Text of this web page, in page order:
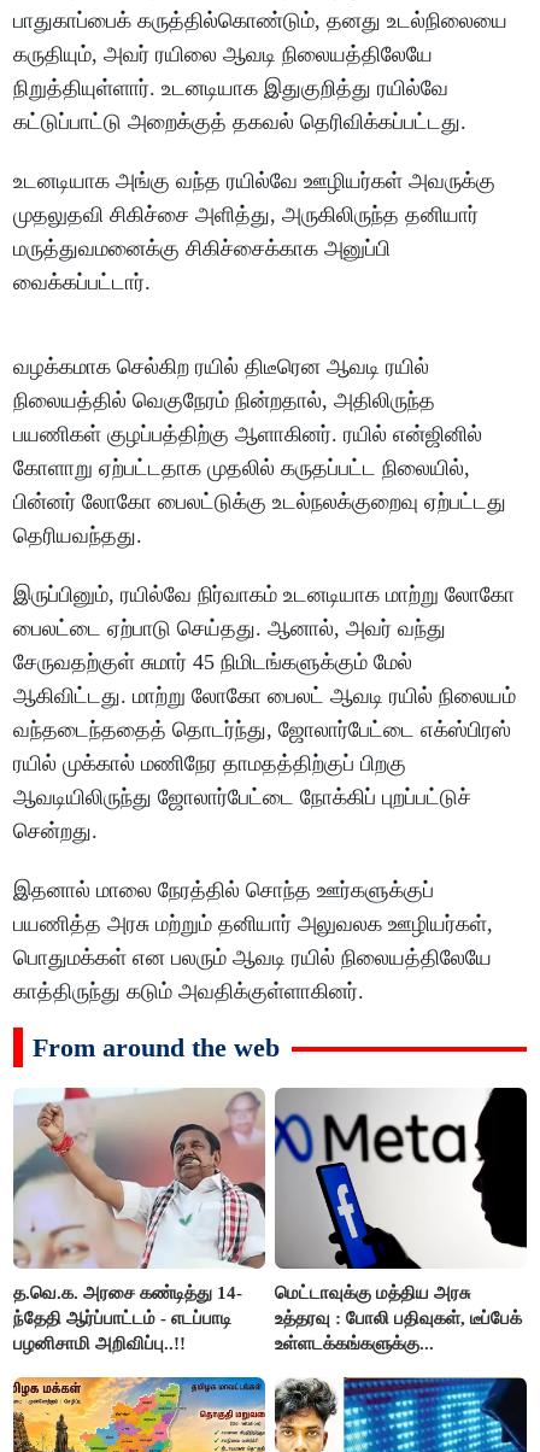
பாதுகாப்பைக் கருத்தில்கொண்டும், தனது உடல்நிலையை
கருதியும், அவர் ரயிலை ஆவடி நிலையத்திலேயே
நிறுத்தியுள்ளார். உடனடியாக இதுகுறித்து ரயில்வே
கட்டுப்பாட்டு அறைக்குத் தகவல் தெரிவிக்கப்பட்டது.
உடனடியாக அங்கு வந்த ரயில்வே ஊழியர்கள் அவருக்கு
முதலுதவி சிகிச்சை அளித்து, அருகிலிருந்த தனியார்
மருத்துவமனைக்கு சிகிச்சைக்காக அனுப்பி
வைக்கப்பட்டார்.
வழக்கமாக செல்கிற ரயில் திடீரென ஆவடி ரயில்
நிலையத்தில் வெகுநேரம் நின்றதால், அதிலிருந்த
பயணிகள் குழப்பத்திற்கு ஆளாகினர். ரயில் என்ஜினில்
கோளாறு ஏற்பட்டதாக முதலில் கருதப்பட்ட நிலையில்,
பின்னர் லோகோ பைலட்டுக்கு உடல்நலக்குறைவு ஏற்பட்டது
தெரியவந்தது.
இருப்பினும், ரயில்வே நிர்வாகம் உடனடியாக மாற்று லோகோ
பைலட்டை ஏற்பாடு செய்தது. ஆனால், அவர் வந்து
சேருவதற்குள் சுமார் 45 நிமிடங்களுக்கும் மேல்
ஆகிவிட்டது. மாற்று லோகோ பைலட் ஆவடி ரயில் நிலையம்
வந்தடைந்ததைத் தொடர்ந்து, ஜோலார்பேட்டை எக்ஸ்பிரஸ்
ரயில் முக்கால் மணிநேர தாமதத்திற்குப் பிறகு
ஆவடியிலிருந்து ஜோலார்பேட்டை நோக்கிப் புறப்பட்டுச்
சென்றது.
இதனால் மாலை நேரத்தில் சொந்த ஊர்களுக்குப்
பயணித்த அரசு மற்றும் தனியார் அலுவலக ஊழியர்கள்,
பொதுமக்கள் என பலரும் ஆவடி ரயில் நிலையத்திலேயே
காத்திருந்து கடும் அவதிக்குள்ளாகினர்.
From around the web
த.வெ.க. அரசை கண்டித்து 14-
ந்தேதி ஆர்ப்பாட்டம் - எடப்பாடி
பழனிசாமி அறிவிப்பு..!!
மெட்டாவுக்கு மத்திய அரசு
உத்தரவு : போலி பதிவுகள், டீப்பேக்
உள்ளடக்கங்களுக்கு...